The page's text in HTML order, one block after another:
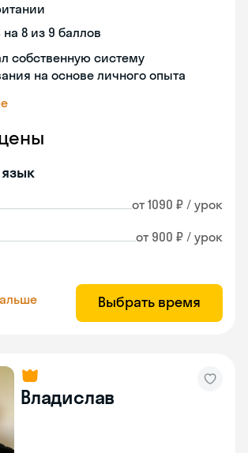
на 8 из 9 баллов
собственную систему
на основе личного опыта
от 1090 ₽ / урок
от 900 ₽ / урок
Выбрать время
Владислав